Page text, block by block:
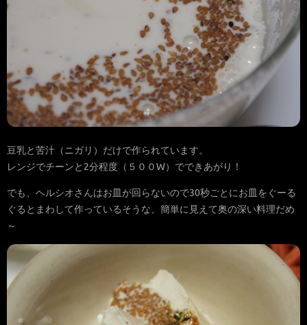
豆乳と苦汁（ニガリ）だけで作られています。
レンジでチーンと2分程度（５００W）でできあがり！
でも、ヘルシオさんはお皿が回らないので30秒ごとにお皿をぐーる
ぐるとまわして作っているそうな、簡単に見えて奥の深い料理だめ
～